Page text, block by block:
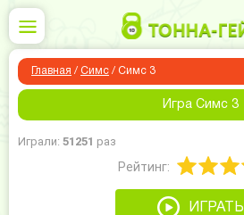
Главная / Симс / Симс 3
Игра Симс 3
Играли: 51251 раз
Рейтинг:
ИГРАТЬ